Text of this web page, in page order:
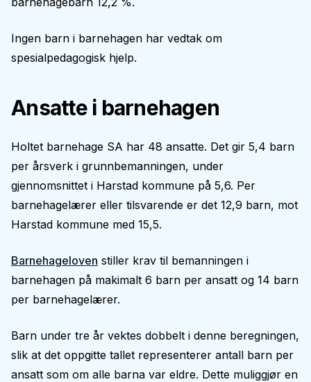
Ingen barn i barnehagen har vedtak om
spesialpedagogisk hjelp.
Ansatte i barnehagen
Holtet barnehage SA har 48 ansatte. Det gir 5,4 barn
per årsverk i grunnbemanningen, under
gjennomsnittet i Harstad kommune på 5,6. Per
barnehagelærer eller tilsvarende er det 12,9 barn, mot
Harstad kommune med 15,5.
Barnehageloven stiller krav til bemanningen i
barnehagen på makimalt 6 barn per ansatt og 14 barn
per barnehagelærer.
Barn under tre år vektes dobbelt i denne beregningen,
slik at det oppgitte tallet representerer antall barn per
ansatt som om alle barna var eldre. Dette muliggjør en